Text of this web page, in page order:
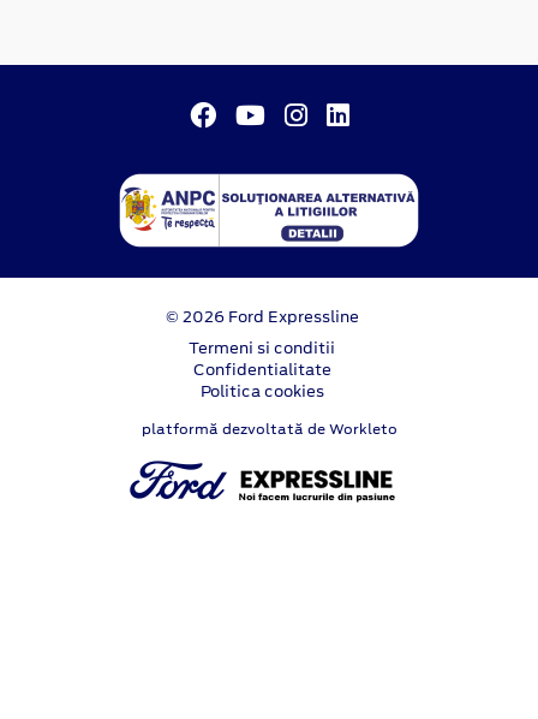
© 2026 Ford Expressline
Termeni si conditii
Confidentialitate
Politica cookies
platformă dezvoltată de Workleto